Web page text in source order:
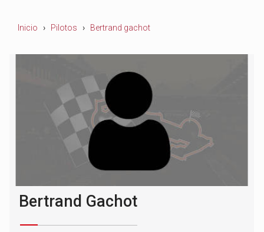
Inicio Pilotos Bertrand gachot
Bertrand Gachot